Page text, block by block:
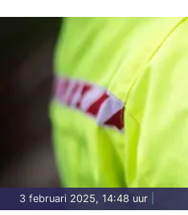
3 februari 2025, 14:48 uur